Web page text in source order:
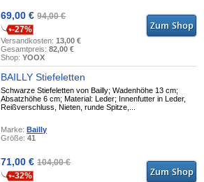
69,00 €94,00 €
-27%
Versandkosten:13,00 €
Gesamtpreis:82,00 €
Shop:YOOX
BAILLY Stiefeletten
Schwarze Stiefeletten von Bailly; Wadenhöhe 13 cm;
Absatzhöhe 6 cm; Material: Leder; Innenfutter in Leder,
Reißverschluss, Nieten, runde Spitze,...
Marke:Bailly
Größe:41
71,00 €104,00 €
-32%